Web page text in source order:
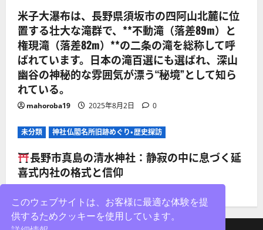
米子大瀑布は、長野県須坂市の四阿山北麓に位
置する壮大な滝群で、**不動滝（落差89m）と
権現滝（落差82m）**の二条の滝を総称して呼
ばれています。日本の滝百選にも選ばれ、深山
幽谷の神秘的な雰囲気が漂う“秘境”として知ら
れている。
mahoroba19 2025年8月2日 0
未分類 神社仏閣名所旧跡めぐり・歴史探訪
長野市真島の清水神社：静寂の中に息づく延
喜式内社の格式と信仰
このウェブサイトは、お客様に最適な体験を提
供するためクッキーを使用しています。